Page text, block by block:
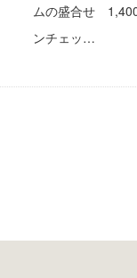
ムの盛合せ
ンチェッ…